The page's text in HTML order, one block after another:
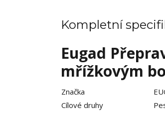
Kompletní
Eugad
mřížkovým
Značka
Cílové druhy